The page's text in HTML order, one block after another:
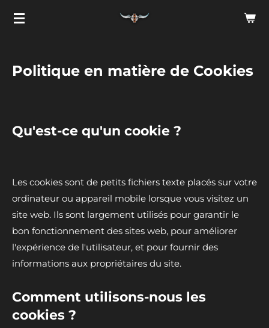
Passer
principal
Politique en matière de Cookies
Qu'est-ce qu'un cookie ?
Les cookies sont de petits fichiers texte placés sur votre
ordinateur ou appareil mobile lorsque vous visitez un
site web. Ils sont largement utilisés pour garantir le
bon fonctionnement des sites web, pour améliorer
l'expérience de l'utilisateur, et pour fournir des
informations aux propriétaires du site.
Comment utilisons-nous les
cookies ?